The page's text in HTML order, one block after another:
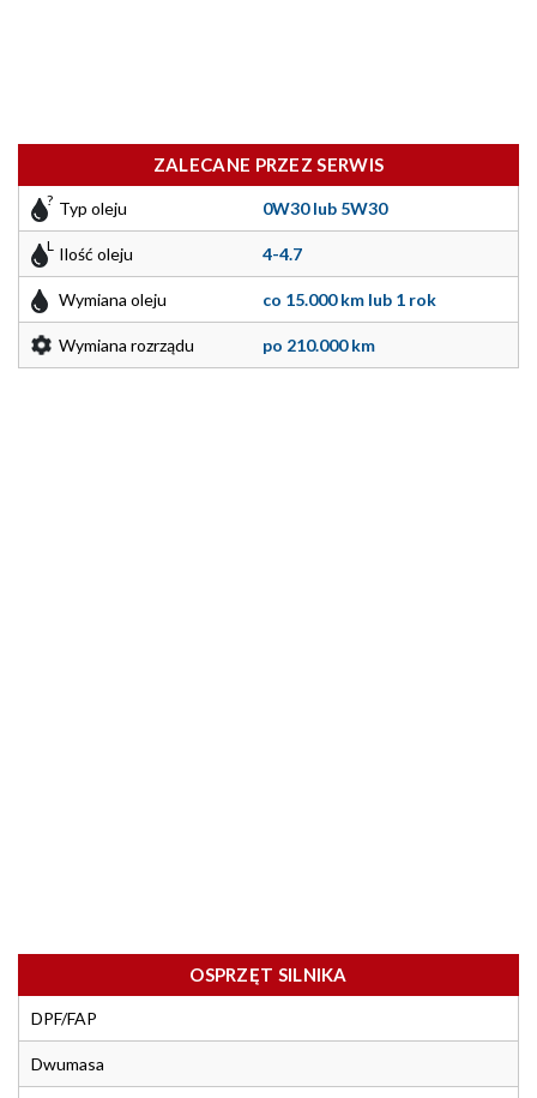
ZALECANE PRZEZ SERWIS
Typ oleju 0W30 lub 5W30
Ilość oleju 4-4.7
Wymiana oleju co 15.000 km lub 1 rok
Wymiana rozrządu po 210.000 km
OSPRZĘT SILNIKA
DPF/FAP
Dwumasa